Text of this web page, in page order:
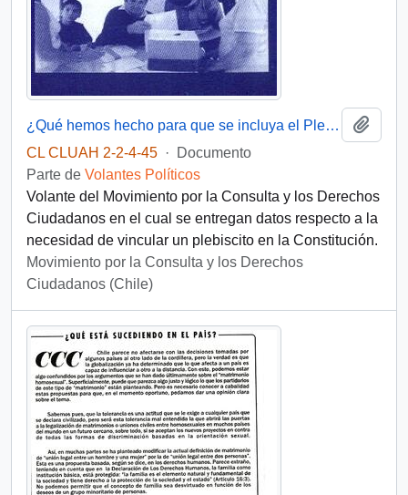
¿Qué hemos hecho para que se incluya el Plebiscito en la Constitución?
CL CLUAH 2-2-4-45 ·
Documento
Parte de Volantes Políticos
Volante del Movimiento por la Consulta y los Derechos
Ciudadanos en el cual se entregan datos respecto a la
necesidad de vincular un plebiscito en la Constitución.
Movimiento por la Consulta y los Derechos
Ciudadanos (Chile)